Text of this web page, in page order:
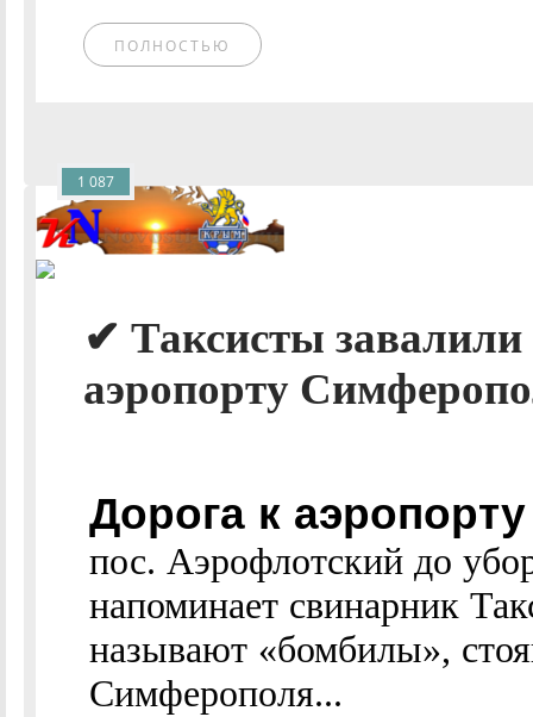
ПОЛНОСТЬЮ
✔ Таксисты
аэропорту
Дорога к
пос. Аэрофлотский до
напоминает свинарник
называют «бомбилы»,
Симферополя...
1 087